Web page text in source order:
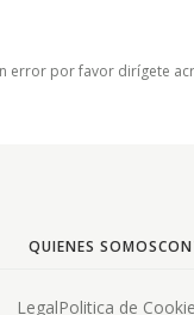
error por favor dirígete
QUIENES SOMOS
LegalPolitica de